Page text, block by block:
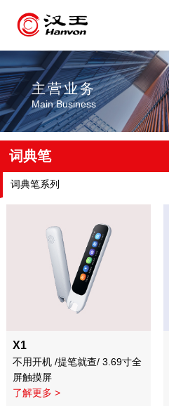
主营业务
Main Business
词典笔
词典笔系列
X1
不用开机 /提笔就查/ 3.69寸全
屏触摸屏
了解更多 >